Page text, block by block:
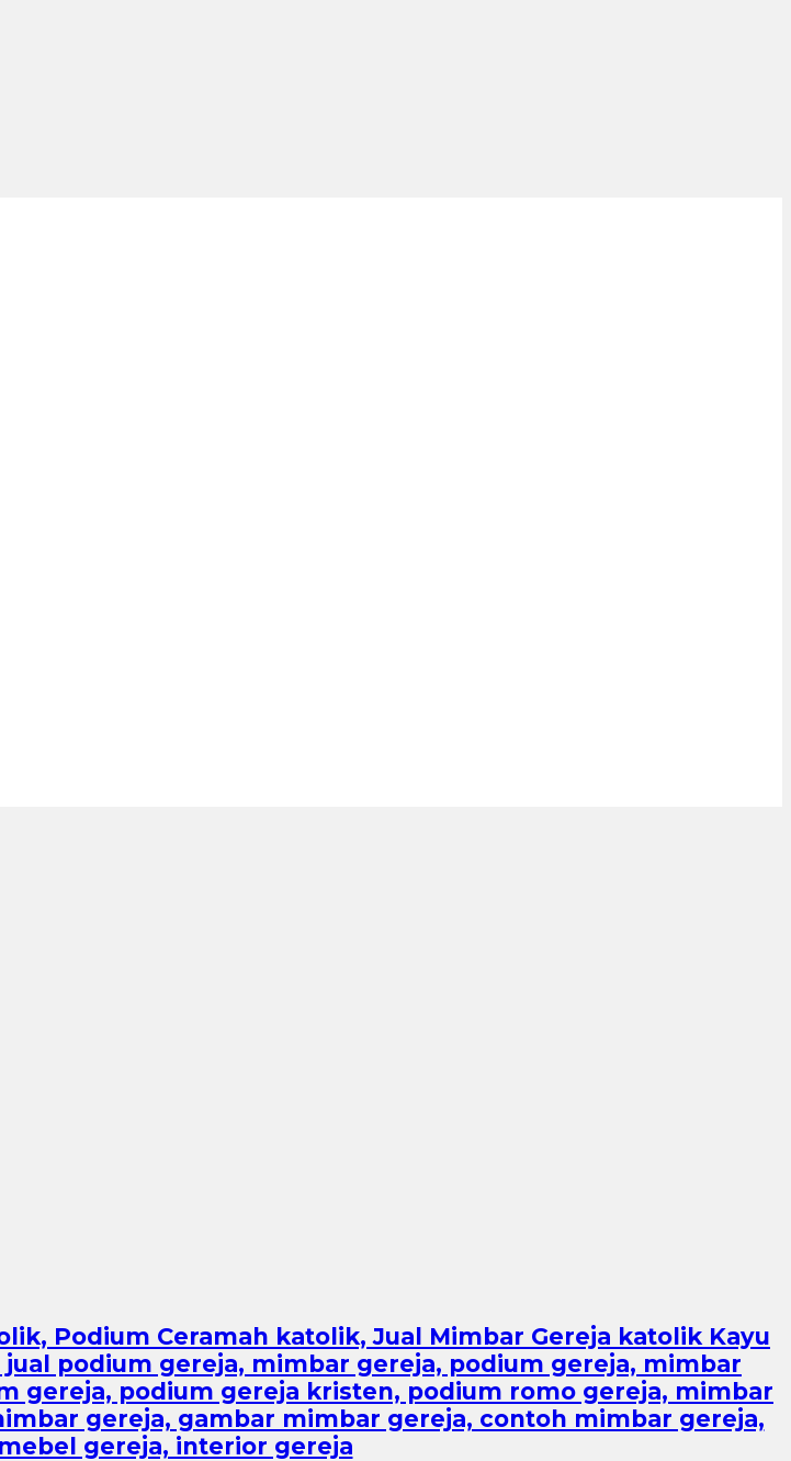
Podium Ceramah katolik, Jual Mimbar Gereja katolik Kayu
podium gereja, mimbar gereja, podium gereja, mimbar
gereja, podium gereja kristen, podium romo gereja, mimbar
gereja, gambar mimbar gereja, contoh mimbar gereja,
gereja, interior gereja